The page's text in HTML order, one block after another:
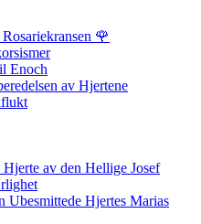
🌹
Enoch
av Hjertene
av den Hellige Josef
Hjertes Marias